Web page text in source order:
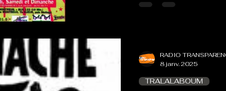
TRALALABOUM
RADIO
8 janv. 2025